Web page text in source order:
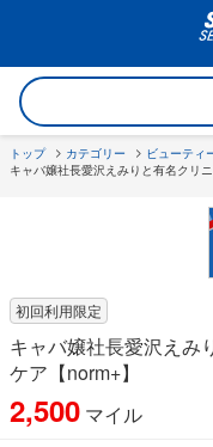
トップ カテゴリー
ビューティ
キャバ嬢社長愛沢えみりと有名クリ
初回利用限定
キャバ嬢社長愛沢えみ
ケア【norm+】
2,500 マイル